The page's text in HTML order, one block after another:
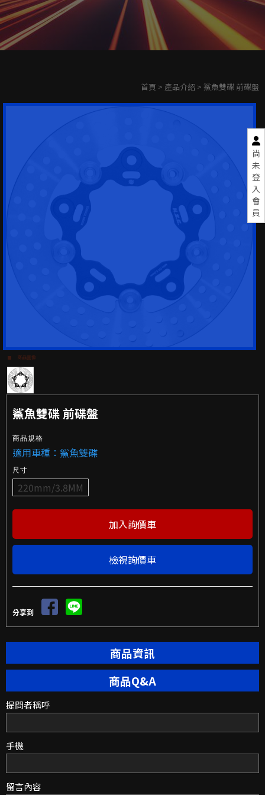
尚
未
登
入
會
員
首頁 > 產品介紹 > 鯊魚雙碟 前碟盤
商品圖像
鯊魚雙碟 前碟盤
商品規格
適用車種：鯊魚雙碟
尺寸
220mm/3.8MM
檢視詢價車
分享到
商品資訊
商品Q&A
提問者稱呼
手機
留言內容